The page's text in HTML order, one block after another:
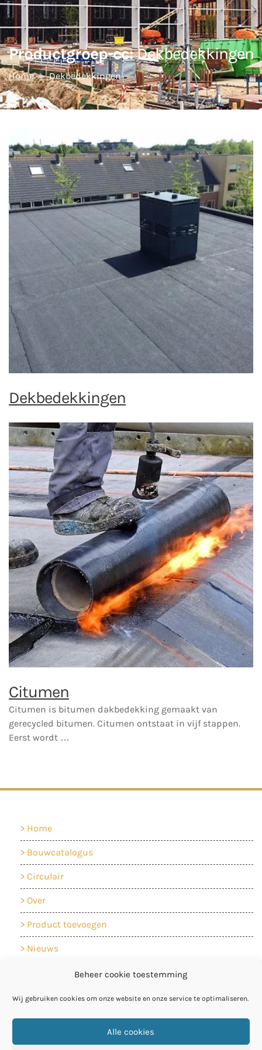
Beheer cookie toestemming
Wij gebruiken cookies om onze website en onze service te optimaliseren.
Alle cookies
Productgroep-cc:Dekbedekkingen
Home Dekbedekkingen
Dekbedekkingen
Citumen
Citumen is bitumen dakbedekking gemaakt van
gerecycled bitumen. Citumen ontstaat in vijf stappen.
Eerst wordt …
Home
Bouwcatalogus
Circulair
Over
Product toevoegen
Nieuws
Cookiebeleid
Privacyverklaring